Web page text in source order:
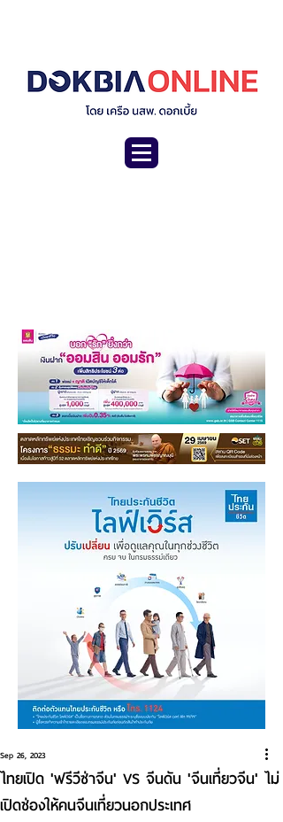
ไทยเปิด 'ฟรีวีซ่าจีน' VS จีนดัน 'จีนเที่ยวจีน' ไม่
เปิดช่องให้คนจีนเที่ยวนอกประเทศ
Sep 26, 2023